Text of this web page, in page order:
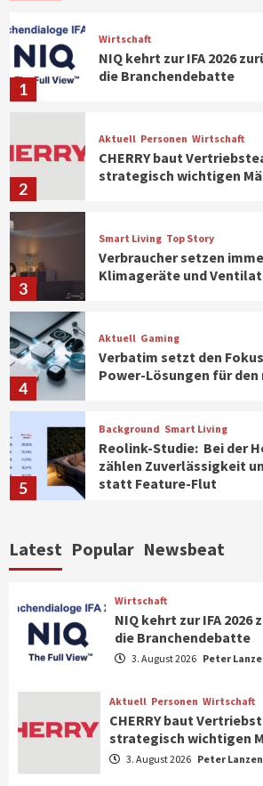
1
Wirtschaft
NIQ kehrt zur IFA 2026
die Branchendebatte
2
Aktuell Personen Wirtschaft
CHERRY baut
strategisch wichtigen
3
Smart Living Top Story
Verbraucher setzen
Klimageräte und
4
Aktuell Gaming
Verbatim setzt den
Power-Lösungen für
5
Background Smart Living
Reolink-Studie: Bei der
zählen Zuverlässigkeit
statt Feature-Flut
IFA App 2026 als
7
Aktuell Background TV/Video
Samsung Smart TV
Wirtschaft
NIQ kehrt zur IFA 2026
die Branchendebatte
Latest Popular Newsbeat
Wirtschaft
NIQ kehrt zur IFA 2026
die Branchendebatte
3. August 2026 Peter
Aktuell Personen Wirtschaft
CHERRY baut
strategisch wichtigen
3. August 2026 Peter